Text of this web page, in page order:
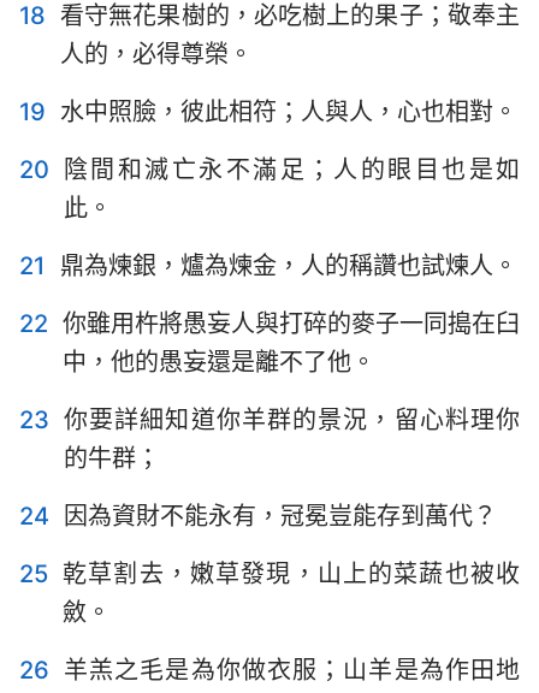
8
9 10 11 13
14
22
23 24 25 26 27
28
29
30 31
18 看守無花果樹的，必吃樹上的果子；敬奉主
人的，必得尊榮。
19 水中照臉，彼此相符；人與人，心也相對。
20
陰間和滅亡永不滿足；人的眼目也是如
此。
21
鼎為煉銀，爐為煉金，人的稱讚也試煉人。
22 你雖用杵將愚妄人與打碎的麥子一同搗在臼
中，他的愚妄還是離不了他。
23 你要詳細知道你羊群的景況，留心料理你
的牛群；
24
因為資財不能永有，冠冕豈能存到萬代？
25 乾草割去，嫩草發現，山上的菜蔬也被收
斂。
26 羊羔之毛是為你做衣服；山羊是為作田地